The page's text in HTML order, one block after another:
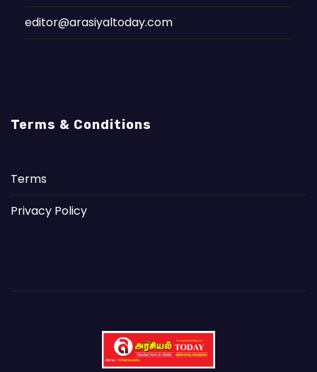
editor@arasiyaltoday.com
Terms & Conditions
Terms
Privacy Policy